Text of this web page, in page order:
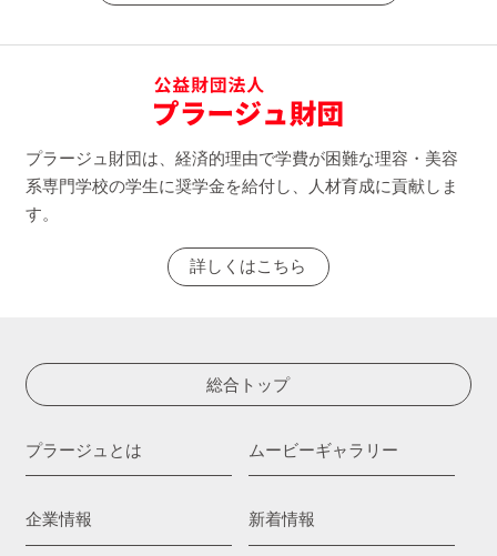
プラージュ財団は、経済的理由で学費が困難な理容・美容
系専門学校の学生に奨学金を給付し、人材育成に貢献しま
す。
詳しくはこちら
総合トップ
プラージュとは
企業情報
ムービーギャラリー
新着情報